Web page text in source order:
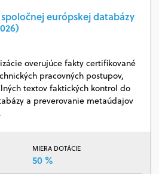
európskej databázy
overujúce fakty certifikované
pracovných postupov,
textov faktických kontrol do
a preverovanie metaúdajov
MIERA DOTÁCIE
50 %